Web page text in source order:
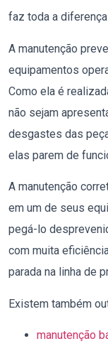
faz toda a
A manutenção
equipamentos
Como ela é
não sejam
desgastes das
elas parem de
A manutenção
em um de seus
pegá-lo
com muita
parada na linha de
Existem também
manutenção